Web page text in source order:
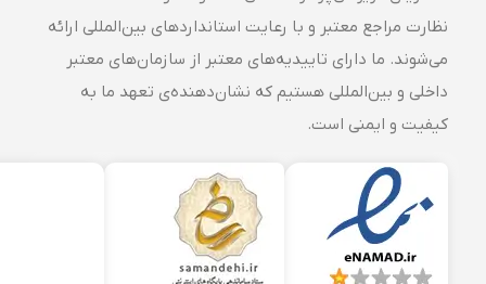
نظارت مراجع معتبر و با رعایت استانداردهای بین‌المللی ارائه
می‌شوند. ما دارای تاییدیه‌های معتبر از سازمان‌های معتبر
داخلی و بین‌المللی هستیم که نشان‌دهنده‌ی تعهد ما به
کیفیت و ایمنی است.